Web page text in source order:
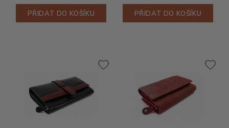
PŘIDAT DO KOŠÍKU PŘIDAT DO KOŠÍKU